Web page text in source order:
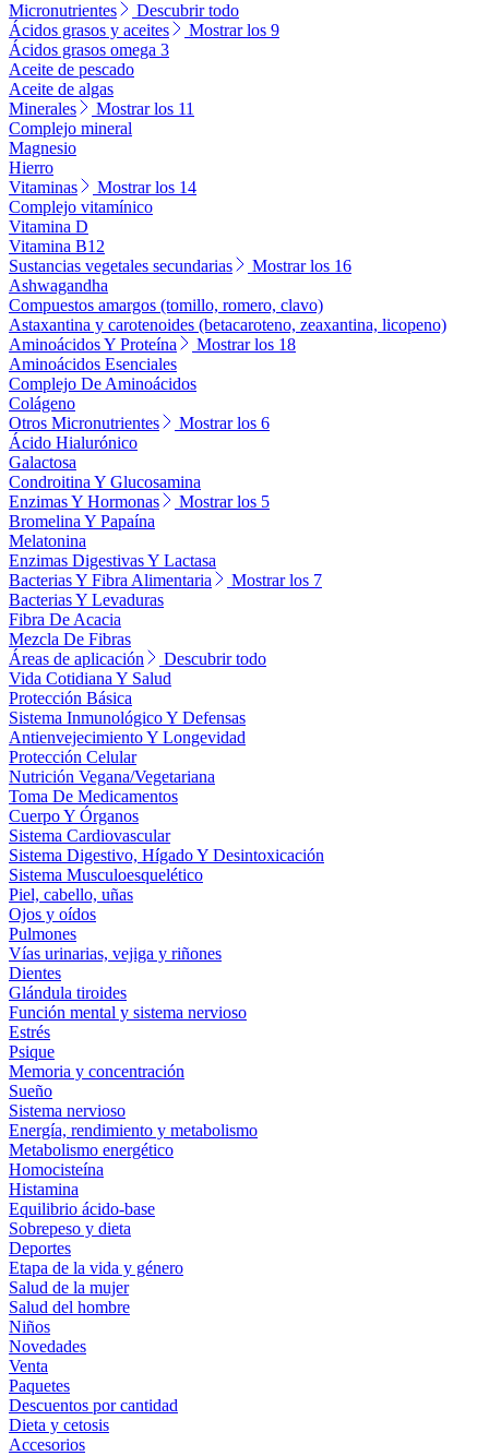
Micronutrientes
Descubrir todo
Ácidos grasos y aceites
Mostrar los 9
Ácidos grasos omega 3
Aceite de pescado
Aceite de algas
Minerales
Mostrar los 11
Complejo mineral
Magnesio
Hierro
Vitaminas
Mostrar los 14
Complejo vitamínico
Vitamina D
Vitamina B12
Sustancias vegetales secundarias
Mostrar los 16
Ashwagandha
Compuestos amargos (tomillo, romero, clavo)
Astaxantina y carotenoides (betacaroteno, zeaxantina, licopeno)
Aminoácidos Y Proteína
Mostrar los 18
Aminoácidos Esenciales
Complejo De Aminoácidos
Colágeno
Otros Micronutrientes
Mostrar los 6
Ácido Hialurónico
Galactosa
Condroitina Y Glucosamina
Enzimas Y Hormonas
Mostrar los 5
Bromelina Y Papaína
Melatonina
Enzimas Digestivas Y Lactasa
Bacterias Y Fibra Alimentaria
Mostrar los 7
Bacterias Y Levaduras
Fibra De Acacia
Mezcla De Fibras
Áreas de aplicación
Descubrir todo
Vida Cotidiana Y Salud
Protección Básica
Sistema Inmunológico Y Defensas
Antienvejecimiento Y Longevidad
Protección Celular
Nutrición Vegana/Vegetariana
Toma De Medicamentos
Cuerpo Y Órganos
Sistema Cardiovascular
Sistema Digestivo, Hígado Y Desintoxicación
Sistema Musculoesquelético
Piel, cabello, uñas
Ojos y oídos
Pulmones
Vías urinarias, vejiga y riñones
Dientes
Glándula tiroides
Función mental y sistema nervioso
Estrés
Psique
Memoria y concentración
Sueño
Sistema nervioso
Energía, rendimiento y metabolismo
Metabolismo energético
Homocisteína
Histamina
Equilibrio ácido-base
Sobrepeso y dieta
Deportes
Etapa de la vida y género
Salud de la mujer
Salud del hombre
Niños
Novedades
Venta
Paquetes
Descuentos por cantidad
Dieta y cetosis
Accesorios